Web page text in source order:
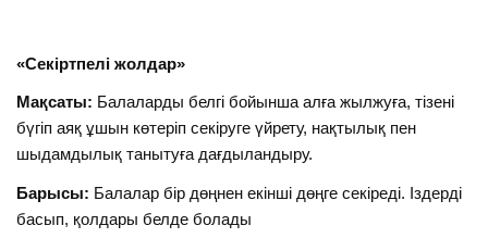
«Секіртпелі жолдар»
Мақсаты: Балаларды белгі бойынша алға жылжуға, тізені
бүгіп аяқ ұшын көтеріп секіруге үйрету, нақтылық пен
шыдамдылық танытуға дағдыландыру.
Барысы: Балалар бір дөңнен екінші дөңге секіреді. Іздерді
басып, қолдары белде болады